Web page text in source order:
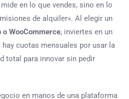
en lo que vendes, sino en lo
de alquiler». Al elegir un
o WooCommerce, inviertes en un
cuotas mensuales por usar la
total para innovar sin pedir
en manos de una plataforma